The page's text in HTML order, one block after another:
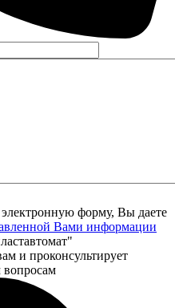
электронную форму, Вы даете
Вами информации
и проконсультирует